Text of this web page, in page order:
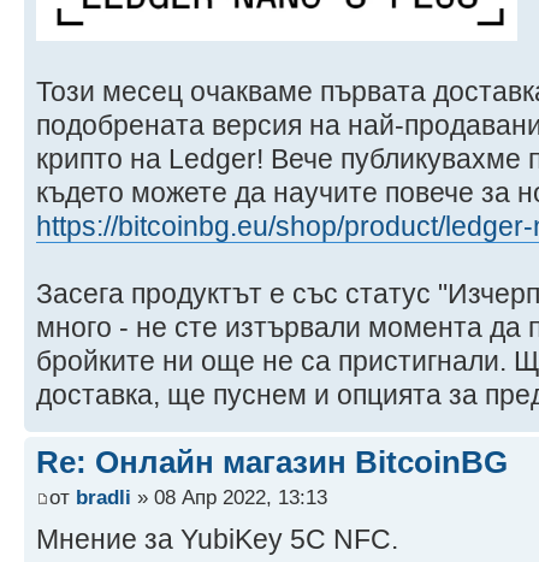
Този месец очакваме първата
подобрената версия на най-
крипто на Ledger! Вече публикувахме
където можете да научите повече за
https://bitcoinbg.eu/shop/product/
Засега продуктът е със статус
много - не сте изтървали момента да
бройките ни още не са пристигнали.
доставка, ще пуснем и опцията за
Re: Онлайн магазин BitcoinBG
от bradli » 08 Апр 2022, 13:13
Мнение за YubiKey 5C NFC.